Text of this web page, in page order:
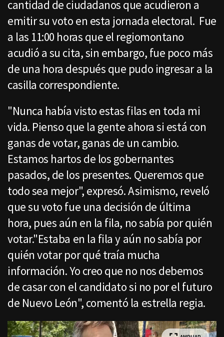
cantidad de ciudadanos que acudieron a
emitir su voto en esta jornada electoral. Fue
a las 11:00 horas que el regiomontano
acudió a su cita, sin embargo, fue poco más
de una hora después que pudo ingresar a la
casilla correspondiente.
"Nunca había visto estas filas en toda mi
vida. Pienso que la gente ahora si está con
ganas de votar, ganas de un cambio.
Estamos hartos de los gobernantes
pasados, de los presentes. Queremos que
todo sea mejor", expresó. Asimismo, reveló
que su voto fue una decisión de última
hora, pues aún en la fila, no sabía por quién
votar."Estaba en la fila y aún no sabía por
quién votar por qué traía mucha
información. Yo creo que no nos debemos
de casar con el candidato si no por el futuro
de Nuevo León", comentó la estrella regia.